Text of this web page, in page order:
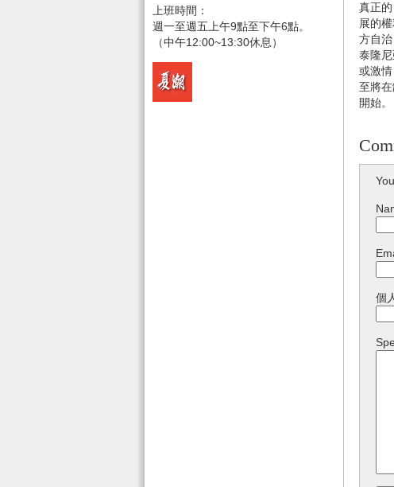
上班時間：
週一至週五上午9點至下午6點。
（中午12:00~13:30休息）
真正
展的
方自
泰隆
或激
至將
開始。
個